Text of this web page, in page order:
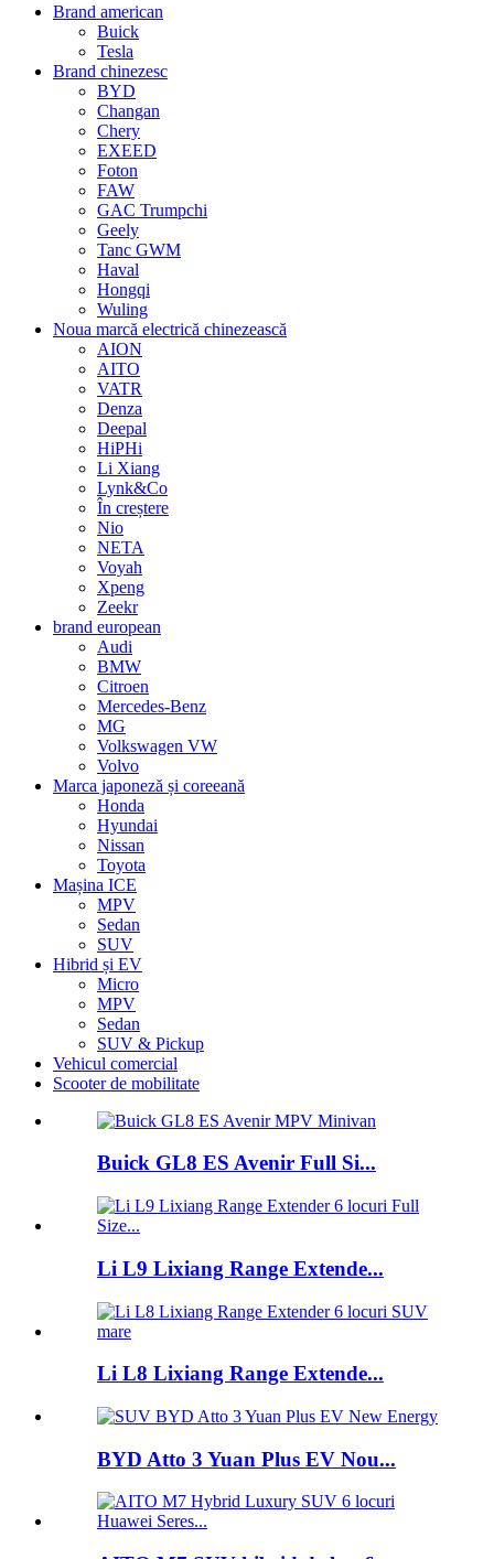
Brand american
Buick
Tesla
Brand chinezesc
BYD
Changan
Chery
EXEED
Foton
FAW
GAC Trumpchi
Geely
Tanc GWM
Haval
Hongqi
Wuling
Noua marcă electrică chinezească
AION
AITO
VATR
Denza
Deepal
HiPHi
Li Xiang
Lynk&Co
În creștere
Nio
NETA
Voyah
Xpeng
Zeekr
brand european
Audi
BMW
Citroen
Mercedes-Benz
MG
Volkswagen VW
Volvo
Marca japoneză și coreeană
Honda
Hyundai
Nissan
Toyota
Mașina ICE
MPV
Sedan
SUV
Hibrid și EV
Micro
MPV
Sedan
SUV & Pickup
Vehicul comercial
Scooter de mobilitate
Buick GL8 ES Avenir Full Si...
Li L9 Lixiang Range Extende...
Li L8 Lixiang Range Extende...
BYD Atto 3 Yuan Plus EV Nou...